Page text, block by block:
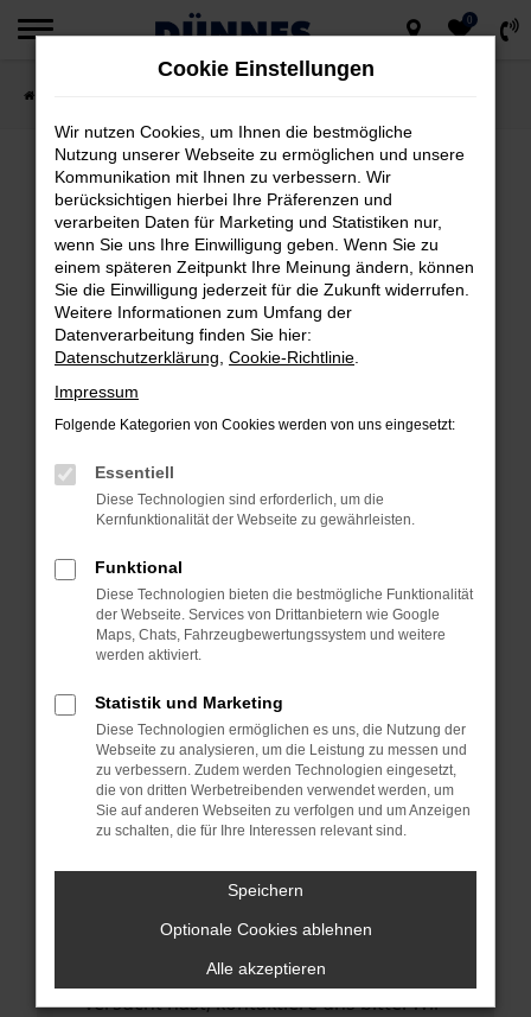
Zum
springen
0
FEHLER: NETWORK ERROR
Beim Laden ist ein Fehler aufgetreten.
Hier sind ein paar Tipps, die dir helfen können:
Überprüfe deine Firewall und deine
Internetverbindung.
Laden andere Webseiten, zum Beispiel
deine Suchmaschine?
Prüfe deine Browsererweiterungen.
Manche Erweiterungen, wie Werbeblocker,
können das Laden bestimmter Seiten
anderen Browser oder in einem privaten
Fenster?
Starte dein Gerät neu.
vorübergehende Probleme zu beheben.
Stelle sicher, dass dein Browser und dein
Betriebssystem auf dem neuesten Stand
sind.
Veraltete Software birgt nicht nur ein
führen, dass bestimmte Funktionen nicht
mehr unterstützt werden.
Wende dich an den Webseitenbetreiber.
Wenn du alle oben genannten Schritte
versucht hast, kontaktiere uns bitte. Wir
Cookie Einstellungen
Wir nutzen Cookies, um Ihnen die bestmögliche
Nutzung unserer Webseite zu ermöglichen und unsere
Kommunikation mit Ihnen zu verbessern. Wir
berücksichtigen hierbei Ihre Präferenzen und
verarbeiten Daten für Marketing und Statistiken nur,
wenn Sie uns Ihre Einwilligung geben. Wenn Sie zu
einem späteren Zeitpunkt Ihre Meinung ändern, können
Sie die Einwilligung jederzeit für die Zukunft widerrufen.
Weitere Informationen zum Umfang der
Datenverarbeitung finden Sie hier:
Datenschutzerklärung Cookie-Richtlinie
Impressum
Folgende Kategorien von Cookies werden von uns eingesetzt:
Essentiell
Diese Technologien sind erforderlich, um die
Kernfunktionalität der Webseite zu gewährleisten.
Funktional
Diese Technologien bieten die bestmögliche Funktionalität
der Webseite. Services von Drittanbietern wie Google
Maps, Chats, Fahrzeugbewertungssystem und weitere
werden aktiviert.
Statistik und Marketing
Diese Technologien ermöglichen es uns, die Nutzung der
Webseite zu analysieren, um die Leistung zu messen und
zu verbessern. Zudem werden Technologien eingesetzt,
die von dritten Werbetreibenden verwendet werden, um
Sie auf anderen Webseiten zu verfolgen und um Anzeigen
zu schalten, die für Ihre Interessen relevant sind.
Speichern
Optionale Cookies ablehnen
Alle akzeptieren